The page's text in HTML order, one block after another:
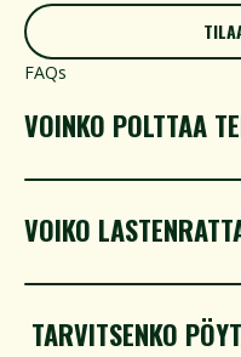
FAQs
VOINKO POLTTAA
VOIKO
TARVITSENKO